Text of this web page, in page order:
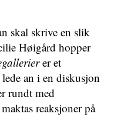
skal skrive en slik
Høigård hopper
er et
an i en diskusjon
rundt med
reaksjoner på